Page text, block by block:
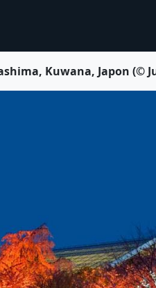
Kuwana, Japon (©